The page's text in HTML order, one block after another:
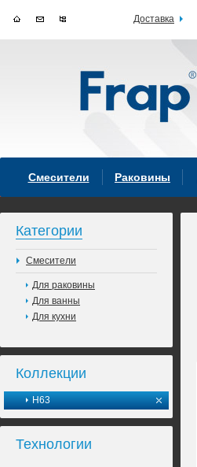
Смесители Раковины
Категории
Смесители
Для раковины
Для ванны
Для кухни
Коллекции
H63
Технологии
Доставка